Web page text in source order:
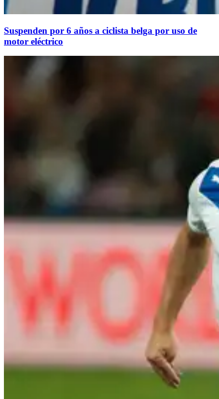
Suspenden por 6 años a ciclista belga por uso de
motor eléctrico